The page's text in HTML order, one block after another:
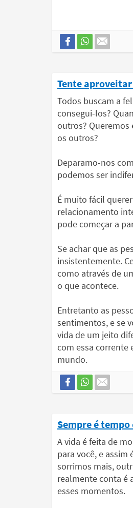
Tente
Todos buscam a
consegui-los?
outros? Queremos
os outros?
Deparamo-nos
podemos ser
É muito fácil
relacionamento
pode começar a
Se achar que as
insistentemente.
como através de
o que acontece.
Entretanto as
sentimentos, e se
vida de um jeito
com essa corrente
mundo.
Sempre é
A vida é feita de
para você, e assim
sorrimos mais,
realmente conta é
esses momentos.